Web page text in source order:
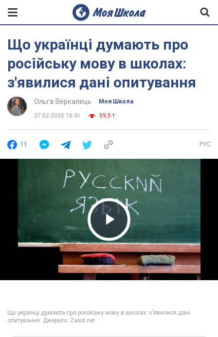
Що українці думають про
російську мову в школах:
з'явилися дані опитування
Ольга Веркалець Моя Школа
27.02.2020 16:41 59,5 т.
11 РУС
Play Video